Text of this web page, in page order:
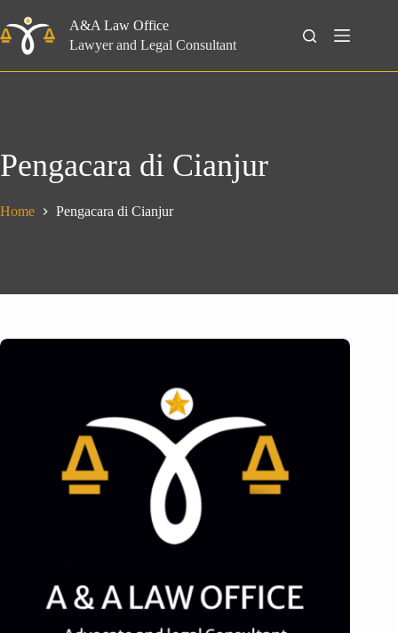
to
content
A&A Law Office
Lawyer and Legal Consultant
Search
Pengacara di Cianjur
Home Pengacara di Cianjur